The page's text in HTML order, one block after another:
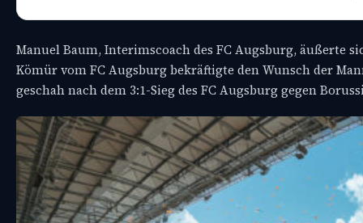
Manuel Baum, Interimscoach des FC Augsburg, äußerte
Kömür vom FC Augsburg bekräftigte den Wunsch der
geschah nach dem 3:1-Sieg des FC Augsburg gegen